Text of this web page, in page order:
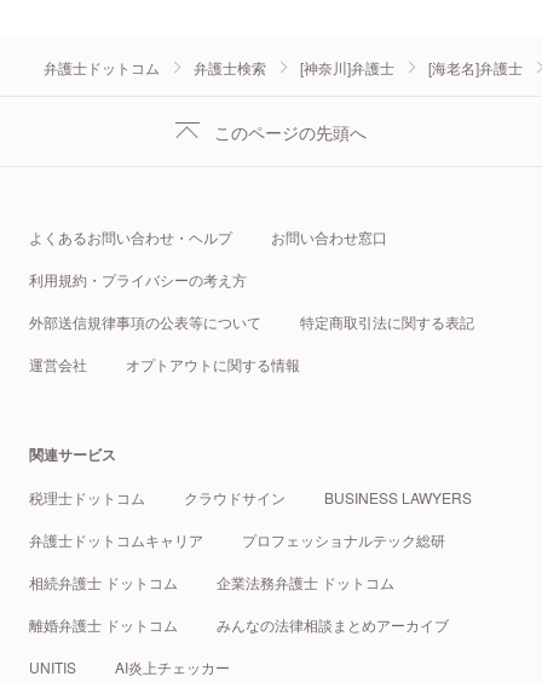
弁護士ドットコム 弁護士検索 [神奈川]弁護士 [海老名]弁護士
このページの先頭へ
よくあるお問い合わせ・ヘルプ お問い合わせ窓口
利用規約・プライバシーの考え方
外部送信規律事項の公表等について 特定商取引法に関する表記
運営会社 オプトアウトに関する情報
関連サービス
税理士ドットコム クラウドサイン BUSINESS LAWYERS
弁護士ドットコムキャリア プロフェッショナルテック総研
相続弁護士 ドットコム 企業法務弁護士 ドットコム
離婚弁護士 ドットコム みんなの法律相談まとめアーカイブ
UNITIS AI炎上チェッカー